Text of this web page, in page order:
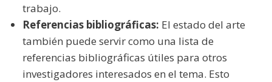
trabajo.
Referencias bibliográficas: El estado del arte
también puede servir como una lista de
referencias bibliográficas útiles para otros
investigadores interesados en el tema. Esto